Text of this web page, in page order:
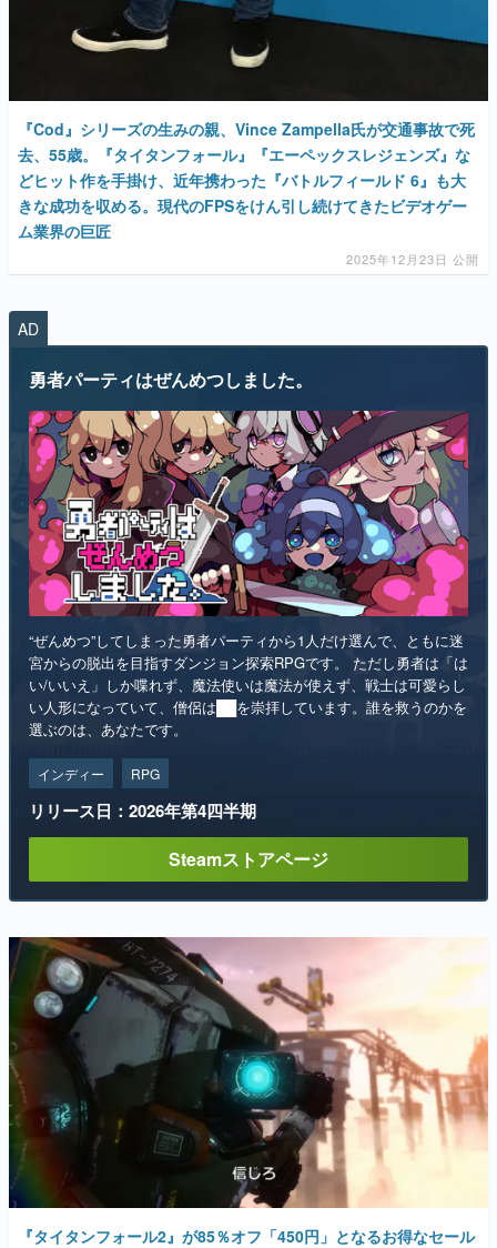
『Cod』シリーズの生みの親、Vince Zampella氏が交通事故で死
去、55歳。『タイタンフォール』『エーペックスレジェンズ』な
どヒット作を手掛け、近年携わった『バトルフィールド 6』も大
きな成功を収める。現代のFPSをけん引し続けてきたビデオゲー
ム業界の巨匠
2025年12月23日 公開
AD
勇者パーティはぜんめつしました。
“ぜんめつ”してしまった勇者パーティから1人だけ選んで、ともに迷
宮からの脱出を目指すダンジョン探索RPGです。 ただし勇者は「は
い/いいえ」しか喋れず、魔法使いは魔法が使えず、戦士は可愛らし
い人形になっていて、僧侶は██を崇拝しています。誰を救うのかを
選ぶのは、あなたです。
インディー RPG
リリース日：2026年第4四半期
Steamストアページ
『タイタンフォール2』が85％オフ「450円」となるお得なセール